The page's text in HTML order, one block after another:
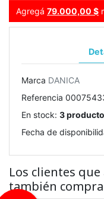
Agregá 79.000,00 $
Marca DANICA
Referencia
En stock: 3
Fecha de
Los clientes
también